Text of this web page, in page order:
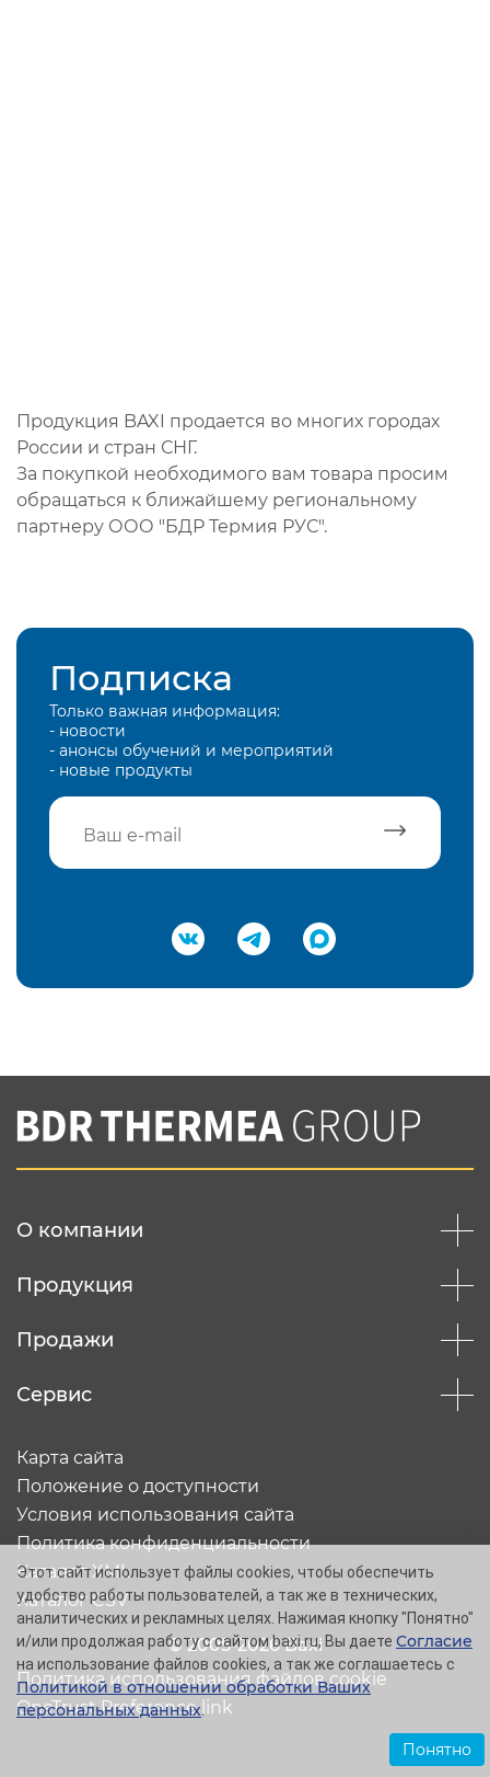
Продукция BAXI продается во многих городах
России и стран СНГ.
За покупкой необходимого вам товара просим
обращаться к ближайшему региональному
партнеру ООО "БДР Термия РУС".
Подписка
Только важная информация:
- новости
- анонсы обучений и мероприятий
- новые продукты
Подтвердить e-mail
Вы соглашаетесь с нашей политикой
конфеденциальности
О компании
Продукция
Продажи
Сервис
© 2005-2026 Baxi
Карта сайта
Положение о доступности
Условия использования сайта
Политика конфиденциальности
Каталог XML
Каталог CSV
Политика использования файлов cookie
OneTrust Preference link
Этот сайт использует файлы cookies, чтобы обеспечить
удобство работы пользователей, а так же в технических,
аналитических и рекламных целях. Нажимая кнопку "Понятно"
и/или продолжая работу с сайтом baxi.ru, Вы даете Согласие
на использование файлов cookies, а так же соглашаетесь с
Политикой в отношении обработки Ваших
персональных данных.
Понятно